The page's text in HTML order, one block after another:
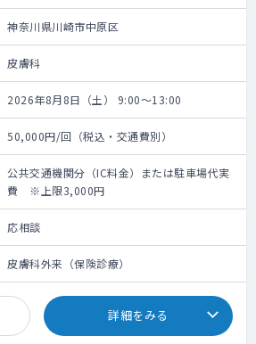
神奈川県川崎市中原区
皮膚科
2026年8月8日（土） 9:00～13:00
50,000円/回（税込・交通費別）
公共交通機関分（IC料金）または駐車場代実
費 ※上限3,000円
応相談
皮膚科外来（保険診療）
詳細をみる